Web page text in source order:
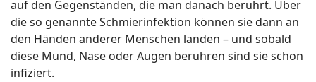
auf den Gegenständen, die man danach berührt. Über
die so genannte Schmierinfektion können sie dann an
den Händen anderer Menschen landen – und sobald
diese Mund, Nase oder Augen berühren sind sie schon
infiziert.